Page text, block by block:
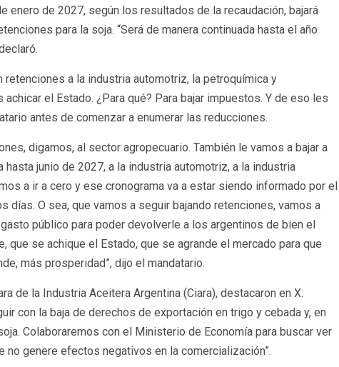
enero de 2027, según los resultados de la recaudación, bajará
para la soja. “Será de manera continuada hasta el año
retenciones a la industria automotriz, la petroquímica y
achicar el Estado. ¿Para qué? Para bajar impuestos. Y de eso les
antes de comenzar a enumerar las reducciones.
digamos, al sector agropecuario. También le vamos a bajar a
hasta junio de 2027, a la industria automotriz, a la industria
a ir a cero y ese cronograma va a estar siendo informado por el
días. O sea, que vamos a seguir bajando retenciones, vamos a
público para poder devolverle a los argentinos de bien el
que se achique el Estado, que se agrande el mercado para que
más prosperidad”, dijo el mandatario.
de la Industria Aceitera Argentina (Ciara), destacaron en X:
con la baja de derechos de exportación en trigo y cebada y, en
Colaboraremos con el Ministerio de Economía para buscar ver
no genere efectos negativos en la comercialización”.